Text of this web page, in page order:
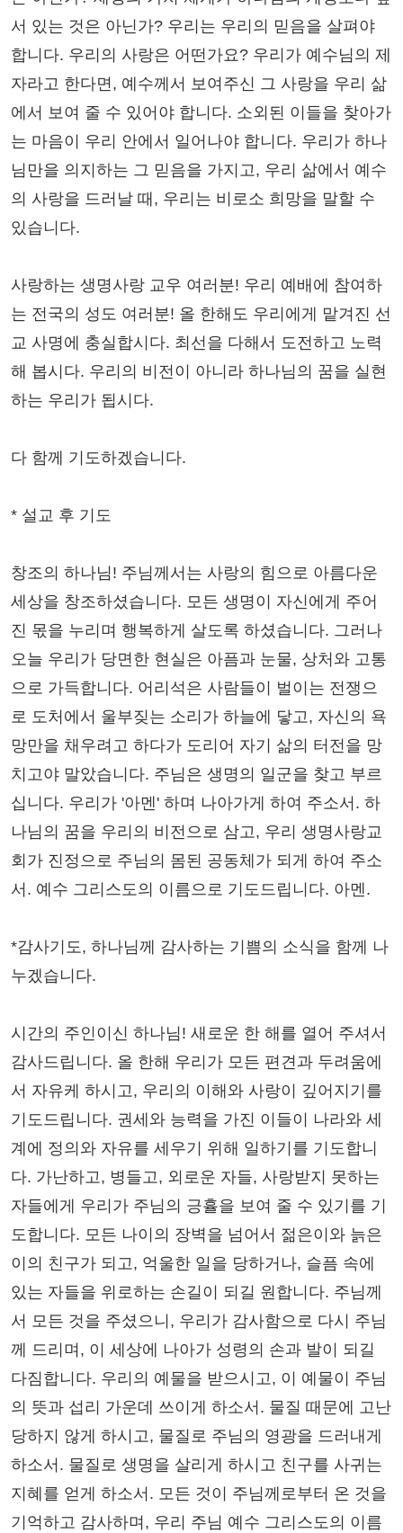
서 있는 것은 아닌가? 우리는 우리의 믿음을 살펴야
합니다. 우리의 사랑은 어떤가요? 우리가 예수님의 제
자라고 한다면, 예수께서 보여주신 그 사랑을 우리 삶
에서 보여 줄 수 있어야 합니다. 소외된 이들을 찾아가
는 마음이 우리 안에서 일어나야 합니다. 우리가 하나
님만을 의지하는 그 믿음을 가지고, 우리 삶에서 예수
의 사랑을 드러날 때, 우리는 비로소 희망을 말할 수
있습니다.
사랑하는 생명사랑 교우 여러분! 우리 예배에 참여하
는 전국의 성도 여러분! 올 한해도 우리에게 맡겨진 선
교 사명에 충실합시다. 최선을 다해서 도전하고 노력
해 봅시다. 우리의 비전이 아니라 하나님의 꿈을 실현
하는 우리가 됩시다.
다 함께 기도하겠습니다.
* 설교 후 기도
창조의 하나님! 주님께서는 사랑의 힘으로 아름다운
세상을 창조하셨습니다. 모든 생명이 자신에게 주어
진 몫을 누리며 행복하게 살도록 하셨습니다. 그러나
오늘 우리가 당면한 현실은 아픔과 눈물, 상처와 고통
으로 가득합니다. 어리석은 사람들이 벌이는 전쟁으
로 도처에서 울부짖는 소리가 하늘에 닿고, 자신의 욕
망만을 채우려고 하다가 도리어 자기 삶의 터전을 망
치고야 말았습니다. 주님은 생명의 일군을 찾고 부르
십니다. 우리가 '아멘' 하며 나아가게 하여 주소서. 하
나님의 꿈을 우리의 비전으로 삼고, 우리 생명사랑교
회가 진정으로 주님의 몸된 공동체가 되게 하여 주소
서. 예수 그리스도의 이름으로 기도드립니다. 아멘.
*감사기도, 하나님께 감사하는 기쁨의 소식을 함께 나
누겠습니다.
시간의 주인이신 하나님! 새로운 한 해를 열어 주셔서
감사드립니다. 올 한해 우리가 모든 편견과 두려움에
서 자유케 하시고, 우리의 이해와 사랑이 깊어지기를
기도드립니다. 권세와 능력을 가진 이들이 나라와 세
계에 정의와 자유를 세우기 위해 일하기를 기도합니
다. 가난하고, 병들고, 외로운 자들, 사랑받지 못하는
자들에게 우리가 주님의 긍휼을 보여 줄 수 있기를 기
도합니다. 모든 나이의 장벽을 넘어서 젊은이와 늙은
이의 친구가 되고, 억울한 일을 당하거나, 슬픔 속에
있는 자들을 위로하는 손길이 되길 원합니다. 주님께
서 모든 것을 주셨으니, 우리가 감사함으로 다시 주님
께 드리며, 이 세상에 나아가 성령의 손과 발이 되길
다짐합니다. 우리의 예물을 받으시고, 이 예물이 주님
의 뜻과 섭리 가운데 쓰이게 하소서. 물질 때문에 고난
당하지 않게 하시고, 물질로 주님의 영광을 드러내게
하소서. 물질로 생명을 살리게 하시고 친구를 사귀는
지혜를 얻게 하소서. 모든 것이 주님께로부터 온 것을
기억하고 감사하며, 우리 주님 예수 그리스도의 이름